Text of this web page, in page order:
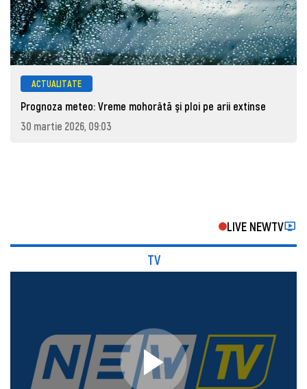
ACTUALITATE
Prognoza meteo: Vreme mohorâtă şi ploi pe arii extinse
30 martie 2026, 09:03
LIVE NEWTV
TV